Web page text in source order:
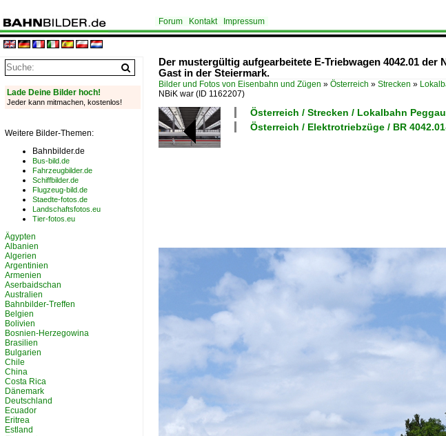
Forum Kontakt Impressum
Der mustergültig aufgearbeitete E-Triebwagen 4042.01
Gast in der Steiermark.
Bilder und Fotos von Eisenbahn und Zügen » Österreich » Strecken »
NBiK war (ID 1162207)
Österreich / Strecken / Lokalbahn
Österreich / Elektrotriebzüge / BR
Lade Deine Bilder hoch!
Jeder kann mitmachen, kostenlos!
Weitere Bilder-Themen:
Bahnbilder.de
Bus-bild.de
Fahrzeugbilder.de
Schiffbilder.de
Flugzeug-bild.de
Staedte-fotos.de
Landschaftsfotos.eu
Tier-fotos.eu
Ägypten
Albanien
Algerien
Argentinien
Armenien
Aserbaidschan
Australien
Bahnbilder-Treffen
Belgien
Bolivien
Bosnien-Herzegowina
Brasilien
Bulgarien
Chile
China
Costa Rica
Dänemark
Deutschland
Ecuador
Eritrea
Estland